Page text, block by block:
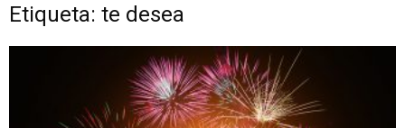
Etiqueta: te desea